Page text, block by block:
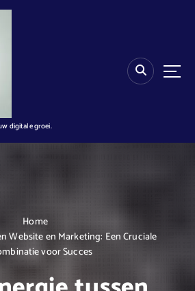
digitale groei.
Home
Website en Marketing: Een Cruciale
voor Succes